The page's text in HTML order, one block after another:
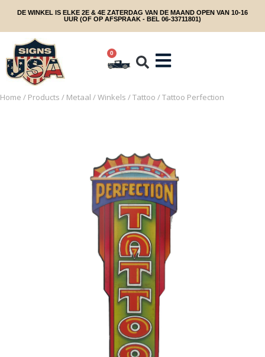
DE WINKEL IS ELKE 2E & 4E ZATERDAG VAN DE MAAND OPEN VAN 10-16
UUR (OF OP AFSPRAAK - BEL 06-33711801)
0
Home / Products / Metaal /Winkels /Tattoo / Tattoo Perfection